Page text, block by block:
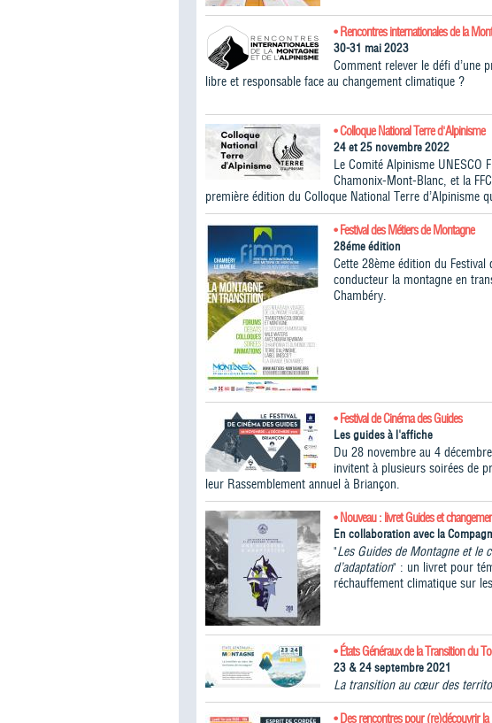
• Rencontres internationales de la
30-31 mai 2023
Comment relever le défi d’une
libre et responsable face au changement climatique ?
• Colloque National Terre d'Alpinisme
24 et 25 novembre 2022
Le Comité Alpinisme UNESCO
Chamonix-Mont-Blanc, et la
première édition du Colloque National Terre d’Alpinisme
• Festival des Métiers de Montagne
28éme édition
Cette 28ème édition du
conducteur la montagne en
Chambéry.
• Festival de Cinéma des Guides
Les guides à l'affiche
Du 28 novembre au 4
invitent à plusieurs soirées de
leur Rassemblement annuel à Briançon.
• Nouveau : livret Guides et
En collaboration avec la
"Les Guides de Montagne et le
d’adaptation" : un livret pour
réchauffement climatique sur
• États Généraux de la Transition du
23 & 24 septembre 2021
La transition au cœur des
• Des rencontres pour (re)découvrir